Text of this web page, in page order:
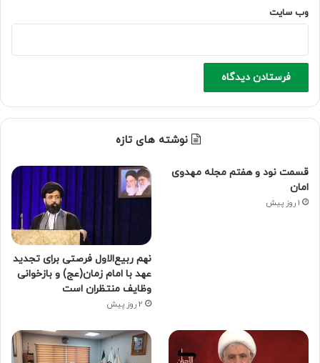
وب‌ سایت
نوشته های تازه
قسمت نود و هفتم مجله مهدوی
امان
1 روز پیش
نهم ربیع‌الاول فرصتی برای تجدید
عهد با امام زمان(عج) و بازخوانی
وظایف منتظران است
2 روز پیش